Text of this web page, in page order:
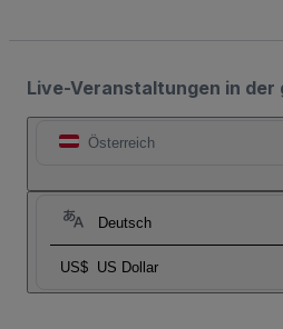
Live-Veranstaltungen in der
Österreich
Deutsch
US$ US Dollar